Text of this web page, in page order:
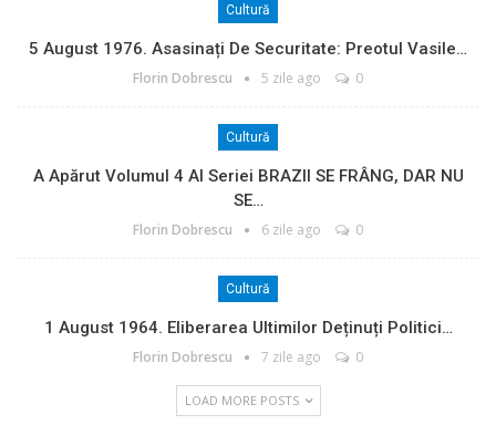
Cultură
5 August 1976. Asasinați De Securitate: Preotul Vasile…
Florin Dobrescu 5 zile ago 0
Cultură
A Apărut Volumul 4 Al Seriei BRAZII SE FRÂNG, DAR NU
SE…
Florin Dobrescu 6 zile ago 0
Cultură
1 August 1964. Eliberarea Ultimilor Deținuți Politici…
Florin Dobrescu 7 zile ago 0
LOAD MORE POSTS